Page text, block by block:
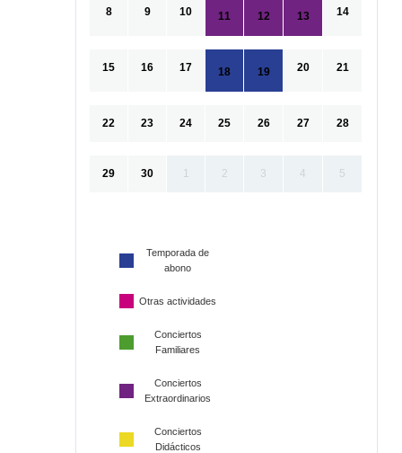
8 9 10 11 12 13 14
15 16 17 18 19 20 21
22 23 24 25 26 27 28
29 30 1 2 3 4 5
Temporada de
abono
Otras actividades
Conciertos
Familiares
Conciertos
Extraordinarios
Conciertos
Didácticos